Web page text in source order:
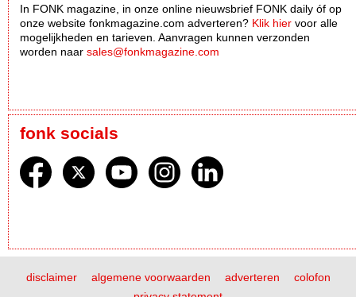
In FONK magazine, in onze online nieuwsbrief FONK daily óf op
onze website fonkmagazine.com adverteren? Klik hier voor alle
mogelijkheden en tarieven. Aanvragen kunnen verzonden
worden naar sales@fonkmagazine.com
fonk socials
disclaimer algemene voorwaarden adverteren
colofon